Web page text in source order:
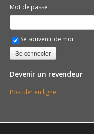
Mot de passe
Se souvenir de moi
Se connecter
Devenir un revendeur
Postuler en ligne